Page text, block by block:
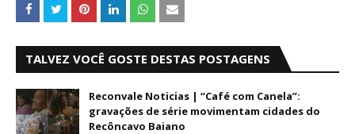
TALVEZ VOCÊ GOSTE DESTAS POSTAGENS
Reconvale Noticias | “Café com Canela”:
gravações de série movimentam cidades do
Recôncavo Baiano